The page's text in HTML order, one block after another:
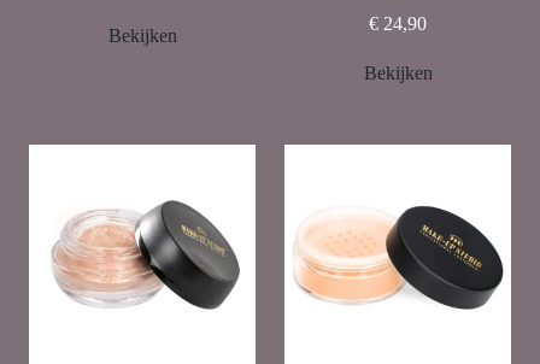
Bekijken
€ 24,90
Bekijken